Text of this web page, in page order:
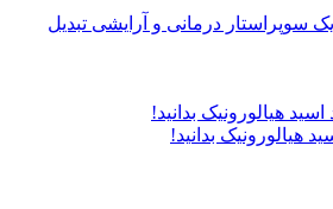
یک سوپراستار درمانی و آرایشی تبدیل
هیالورونیک بدانید!